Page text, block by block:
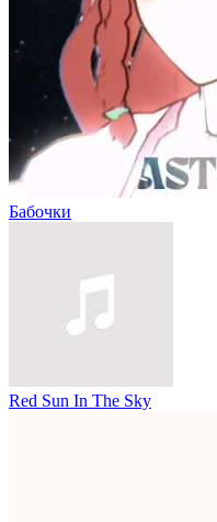
Бабочки
Red Sun In The Sky